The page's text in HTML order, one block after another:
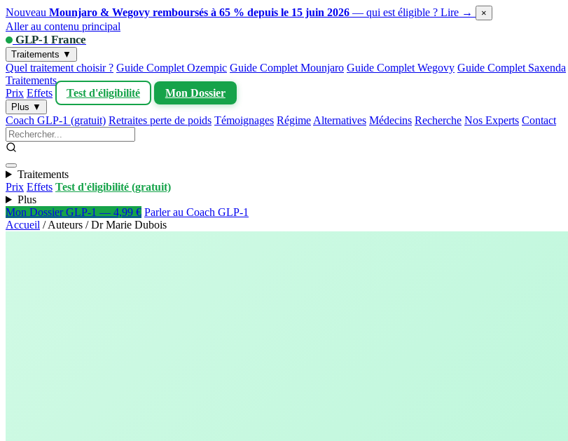
Nouveau Mounjaro & Wegovy remboursés à 65 % depuis le 15 juin 2026 — qui est éligible ? Lire → ×
Aller au contenu principal
GLP-1 France
Traitements ▼
Quel traitement choisir ? Guide Complet Ozempic Guide Complet Mounjaro Guide Complet Wegovy Guide Complet Saxenda
Traitements
Prix Effets Test d'éligibilité Mon Dossier
Plus ▼
Coach GLP-1 (gratuit) Retraites perte de poids Témoignages Régime Alternatives Médecins Recherche Nos Experts Contact
Traitements
Prix Effets Test d'éligibilité (gratuit)
Plus
Mon Dossier GLP-1 — 4,99 € Parler au Coach GLP-1
Accueil / Auteurs / Dr Marie Dubois